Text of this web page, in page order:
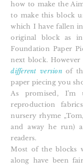
how to make the
to make this block
which I have fallen
original block as
Foundation Paper
next block.
different versionof
paper piecing you
As promised,
reproduction
nursery rhyme
and away he run)
readers.
Most of the blocks
along have been